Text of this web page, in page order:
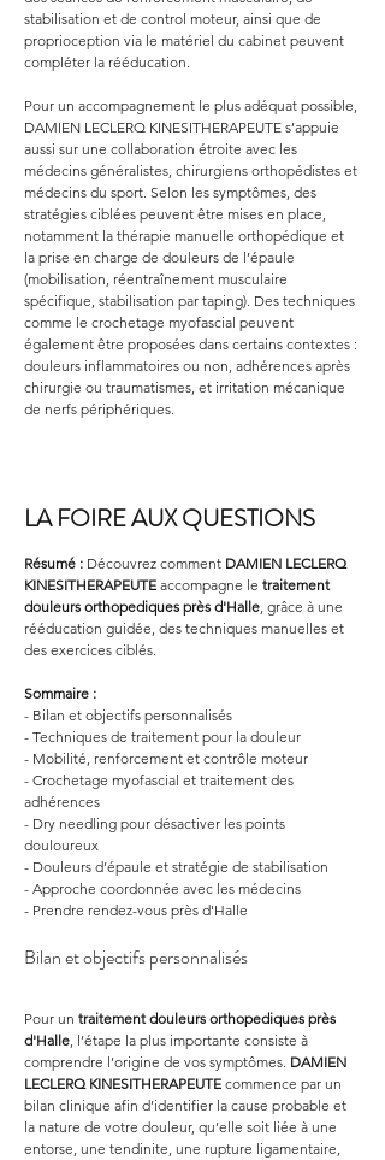
stabilisation et de control moteur, ainsi que de
proprioception via le matériel du cabinet peuvent
compléter la rééducation.
Pour un accompagnement le plus adéquat possible,
DAMIEN LECLERQ KINESITHERAPEUTE s’appuie
aussi sur une collaboration étroite avec les
médecins généralistes, chirurgiens orthopédistes et
médecins du sport. Selon les symptômes, des
stratégies ciblées peuvent être mises en place,
notamment la thérapie manuelle orthopédique et
la prise en charge de douleurs de l’épaule
(mobilisation, réentraînement musculaire
spécifique, stabilisation par taping). Des techniques
comme le crochetage myofascial peuvent
également être proposées dans certains contextes :
douleurs inflammatoires ou non, adhérences après
chirurgie ou traumatismes, et irritation mécanique
de nerfs périphériques.
LA FOIRE AUX QUESTIONS
Résumé : Découvrez comment DAMIEN LECLERQ
KINESITHERAPEUTE accompagne le traitement
douleurs orthopediques près d'Halle, grâce à une
rééducation guidée, des techniques manuelles et
des exercices ciblés.
Sommaire :
- Bilan et objectifs personnalisés
- Techniques de traitement pour la douleur
- Mobilité, renforcement et contrôle moteur
- Crochetage myofascial et traitement des
adhérences
- Dry needling pour désactiver les points
douloureux
- Douleurs d’épaule et stratégie de stabilisation
- Approche coordonnée avec les médecins
- Prendre rendez-vous près d'Halle
Bilan et objectifs personnalisés
Pour un traitement douleurs orthopediques près
d'Halle, l’étape la plus importante consiste à
comprendre l’origine de vos symptômes. DAMIEN
LECLERQ KINESITHERAPEUTE commence par un
bilan clinique afin d’identifier la cause probable et
la nature de votre douleur, qu’elle soit liée à une
entorse, une tendinite, une rupture ligamentaire,